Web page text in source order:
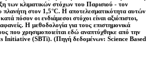
των κλιματικών στόχων του Παρισιού - τον
πλανήτη στον 1,5°C. Η αποτελεσματικότητα αυτών
πόσον οι ενδιάμεσοι στόχοι είναι αξιόπιστοι,
Η μεθοδολογία για τους επιστημονικά
που χρησιμοποιείται εδώ αναπτύχθηκε από την
Initiative (SBTi). (Πηγή δεδομένων: Science Based